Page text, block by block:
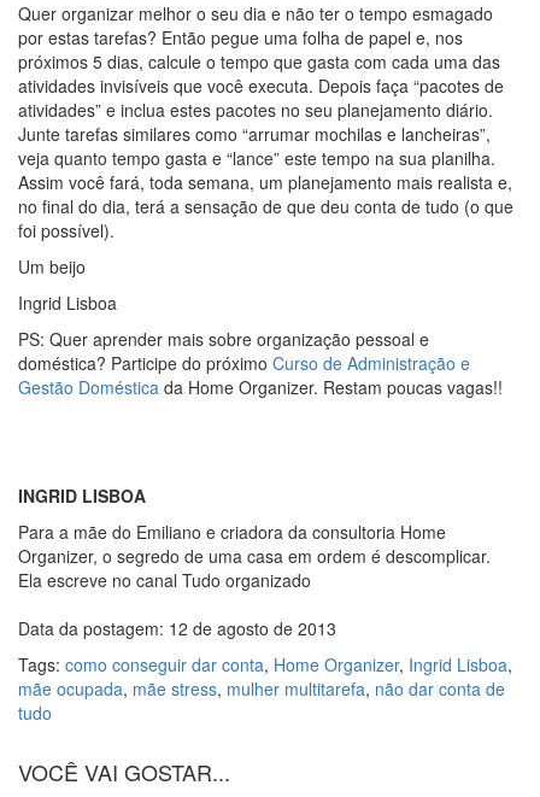
Quer organizar melhor o seu dia e não ter o tempo esmagado
por estas tarefas? Então pegue uma folha de papel e, nos
próximos 5 dias, calcule o tempo que gasta com cada uma das
atividades invisíveis que você executa. Depois faça “pacotes de
atividades” e inclua estes pacotes no seu planejamento diário.
Junte tarefas similares como “arrumar mochilas e lancheiras”,
veja quanto tempo gasta e “lance” este tempo na sua planilha.
Assim você fará, toda semana, um planejamento mais realista e,
no final do dia, terá a sensação de que deu conta de tudo (o que
foi possível).
Um beijo
Ingrid Lisboa
PS: Quer aprender mais sobre organização pessoal e
doméstica? Participe do próximo Curso de Administração e
Gestão Doméstica da Home Organizer. Restam poucas vagas!!
INGRID LISBOA
Para a mãe do Emiliano e criadora da consultoria Home
Organizer, o segredo de uma casa em ordem é descomplicar.
Ela escreve no canal Tudo organizado
Data da postagem: 12 de agosto de 2013
Tags: como conseguir dar conta, Home Organizer, Ingrid Lisboa,
mãe ocupada, mãe stress, mulher multitarefa, não dar conta de
tudo
VOCÊ VAI GOSTAR...